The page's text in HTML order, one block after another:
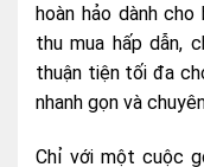
hoàn hảo dành
thu mua hấp dẫn,
thuận tiện tối đa
nhanh gọn và
Chỉ với một cuộc